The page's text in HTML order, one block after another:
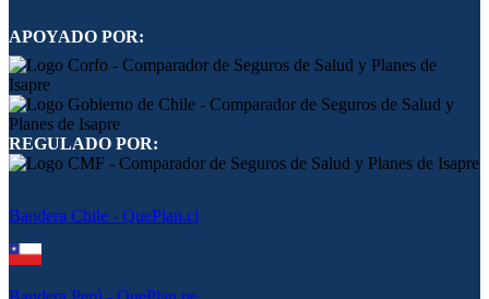
APOYADO POR:
REGULADO POR:
Bandera Chile - QuePlan.cl